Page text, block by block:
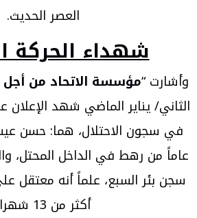
العصر الحديث.
شهداء الحركة
وأشارت “مؤسسة الاتحاد من أجل
الثاني/ يناير الماضي شهد
عاماً من رهط في الداخل المحتل،
سجن بئر السبع، علماً أنه معتقل
أكثر من 13 شهرا.